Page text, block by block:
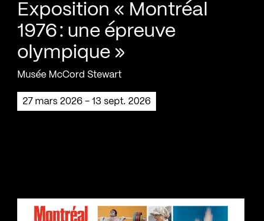
Exposition « Montréal
1976 : une épreuve
olympique »
Musée McCord Stewart
27 mars 2026 - 13 sept. 2026